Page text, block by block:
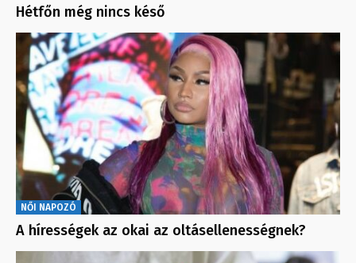
Hétfőn még nincs késő
NŐI NAPOZÓ
A hírességek az okai az oltásellenességnek?